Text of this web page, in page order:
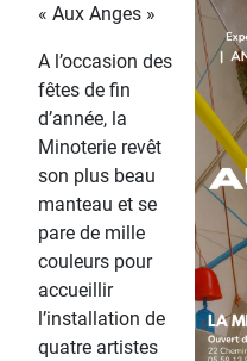
« Aux Anges »
A l’occasion des
fêtes de fin
d’année, la
Minoterie revêt
son plus beau
manteau et se
pare de mille
couleurs pour
accueillir
l’installation de
quatre artistes